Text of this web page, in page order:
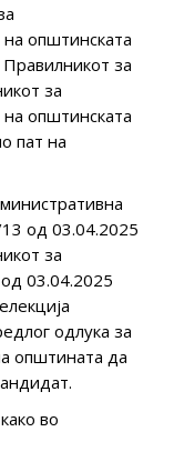
општинската
за
за
општинската
пат на
од 03.04.2025
за
03.04.2025
одлука за
општината да
во